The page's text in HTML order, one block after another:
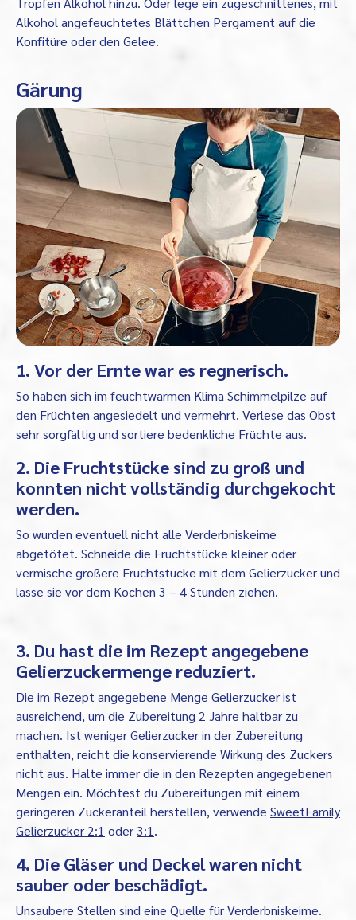
Alkohol angefeuchtetes Blättchen Pergament auf die
Konfitüre oder den Gelee.
Gärung
1. Vor der Ernte war es regnerisch.
So haben sich im feuchtwarmen Klima Schimmelpilze auf
den Früchten angesiedelt und vermehrt. Verlese das Obst
sehr sorgfältig und sortiere bedenkliche Früchte aus.
2. Die Fruchtstücke sind zu groß und
konnten nicht vollständig durchgekocht
werden.
So wurden eventuell nicht alle Verderbniskeime
abgetötet. Schneide die Fruchtstücke kleiner oder
vermische größere Fruchtstücke mit dem Gelierzucker und
lasse sie vor dem Kochen 3 – 4 Stunden ziehen.
3. Du hast die im Rezept angegebene
Gelierzuckermenge reduziert.
Die im Rezept angegebene Menge Gelierzucker ist
ausreichend, um die Zubereitung 2 Jahre haltbar zu
machen. Ist weniger Gelierzucker in der Zubereitung
enthalten, reicht die konservierende Wirkung des Zuckers
nicht aus. Halte immer die in den Rezepten angegebenen
Mengen ein. Möchtest du Zubereitungen mit einem
geringeren Zuckeranteil herstellen, verwende SweetFamily
Gelierzucker 2:1 oder3:1.
4. Die Gläser und Deckel waren nicht
sauber oder beschädigt.
Unsaubere Stellen sind eine Quelle für Verderbniskeime.